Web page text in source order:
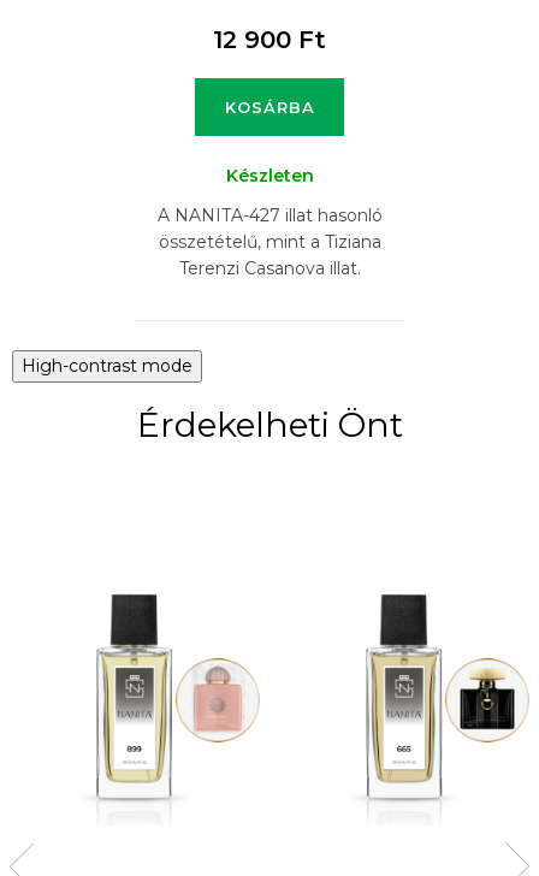
12 900 Ft
KOSÁRBA
Készleten
A NANITA-427 illat hasonló
összetételű, mint a Tiziana
Terenzi Casanova illat.
High-contrast mode
Érdekelheti Önt